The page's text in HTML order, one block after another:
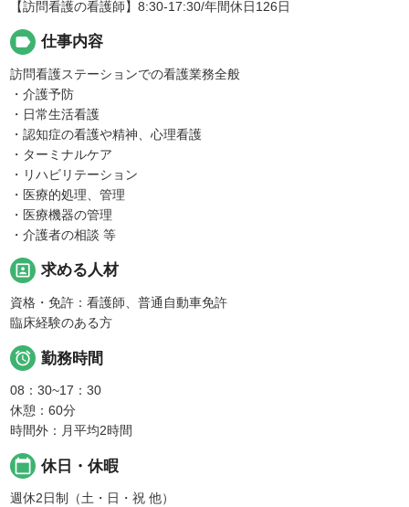
【訪問看護の看護師】8:30-17:30/年間休日126日
label 仕事内容
訪問看護ステーションでの看護業務全般
・介護予防
・日常生活看護
・認知症の看護や精神、心理看護
・ターミナルケア
・リハビリテーション
・医療的処理、管理
・医療機器の管理
・介護者の相談 等
portrait 求める人材
資格・免許：看護師、普通自動車免許
臨床経験のある方
 勤務時間
08：30~17：30
休憩：60分
時間外：月平均2時間
calendar_today 休日・休暇
週休2日制（土・日・祝 他）